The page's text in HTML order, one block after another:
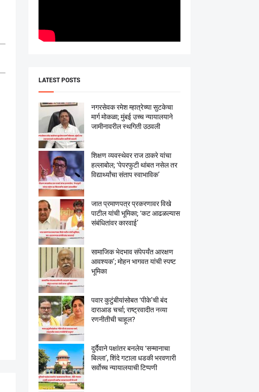
LATEST POSTS
नगरसेवक रमेश म्हात्रेच्या सुटकेचा
मार्ग मोकळा; मुंबई उच्च न्यायालयाने
जामीनावरील स्थगिती उठवली
शिक्षण व्यवस्थेवर राज ठाकरे यांचा
हल्लाबोल; ‘पेपरफुटी थांबत नसेल तर
विद्यार्थ्यांचा संताप स्वाभाविक’
जात प्रमाणपत्र प्रकरणावर विखे
पाटील यांची भूमिका; ‘कट आढळल्यास
संबंधितांवर कारवाई’
सामाजिक भेदभाव संपेपर्यंत आरक्षण
आवश्यक’; मोहन भागवत यांची स्पष्ट
भूमिका
पवार कुटुंबीयांसोबत ‘पीके’ची बंद
दाराआड चर्चा; राष्ट्रवादीत नव्या
रणनीतीची चाहूल?
दुर्दैवाने पक्षांतर बनलेय ‘सन्मानाचा
बिल्ला’, शिंदे गटाला धडकी भरवणारी
सर्वाेच्च न्यायालयाची टिप्पणी